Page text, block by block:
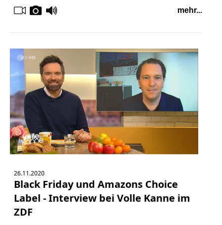
mehr...
26.11.2020
Black Friday und Amazons Choice
Label - Interview bei Volle Kanne im
ZDF